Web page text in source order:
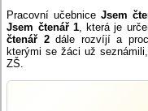
Pracovní učebnice Jsem
Jsem čtenář 1, která je
čtenář 2dále rozvíjí a
kterými se žáci už
ZŠ.